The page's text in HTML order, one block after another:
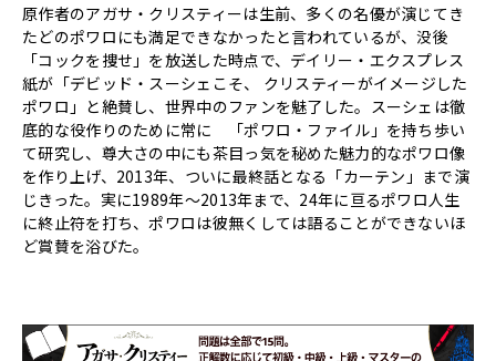
原作者のアガサ・クリスティーは生前、多くの名優が演じてき
たどのポワロにも満足できなかったと言われているが、没後
「コックを捜せ」を放送した時点で、デイリー・エクスプレス
紙が「デビッド・スーシェこそ、 クリスティーがイメージした
ポワロ」と絶賛し、世界中のファンを魅了した。スーシェは徹
底的な役作りのために常に 「ポワロ・ファイル」を持ち歩い
て研究し、尊大さの中にも茶目っ気を秘めた魅力的なポワロ像
を作り上げ、2013年、ついに最終話となる「カーテン」まで演
じきった。実に1989年～2013年まで、24年に亘るポワロ人生
に終止符を打ち、ポワロは彼無くしては語ることができないほ
ど賞賛を浴びた。